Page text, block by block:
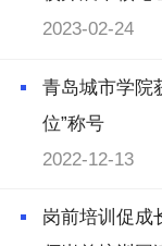
2023-02-24
青岛城市学院
位”称号
2022-12-13
岗前培训促成